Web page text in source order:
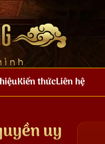
Kiến thứcLiên hệ
uy